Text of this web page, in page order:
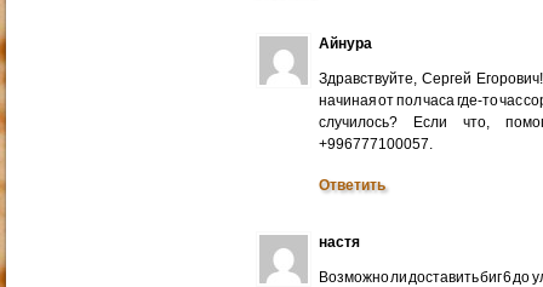
Айнура
Здравствуйте, Сергей
начиная от пол часа где-то час
случилось? Если что,
+996777100057.
Ответить
настя
Возможно ли доставить биг 6 до